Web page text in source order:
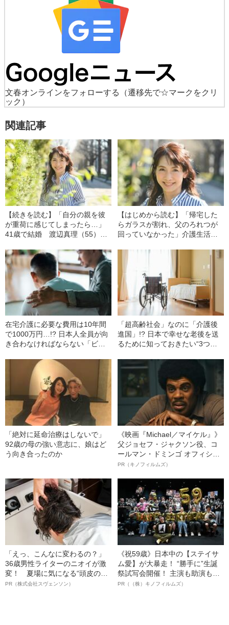
文春オンラインをフォローする
（遷移先で☆マークをクリ
ック）
関連記事
【続きを読む】「自分の親を彼
が重荷に感じてしまったら…」
41歳で結婚 渡辺真理（55）が
の“ショッキングな一言”
【はじめから読む】「帰宅した
らガラスが割れ、父のろれつが
回っていなかった」介護生活を
る、“人生を一変させた出来ごと”
在宅介護に必要な費用は10年間
で1000万円…!? 日本人全員が向
き合わなければならない「ビジ
「超高齢社会」なのに「介護後
進国」!? 日本で幸せな老後を送
るために知っておきたい“3つの
「絶対に延命治療はしないで」
92歳の母の強い意志に、娘はど
う向き合ったのか
《映画『Michael／マイケル』》
父ジョセフ・ジャクソン役、コ
ールマン・ドミンゴ オフィシャ
ルインタビュー“観客を魅了した
語る”《日本興収70億円突破》
PR（キノフィルムズ）
「えっ、こんなに変わるの？」
36歳男性ライターのニオイが激
変！ 夏場に気になる“頭皮のニ
オイ”や“ベタつき”を解消す
PR（株式会社スヴェンソン）
《祝59歳》日本中の【ステイサ
ム愛】が大暴走！ “勝手に”生誕
祭試写会開催！ 主演も助演も全
部ステイサム！「ステサミー
PR（（株）キノフィルムズ）